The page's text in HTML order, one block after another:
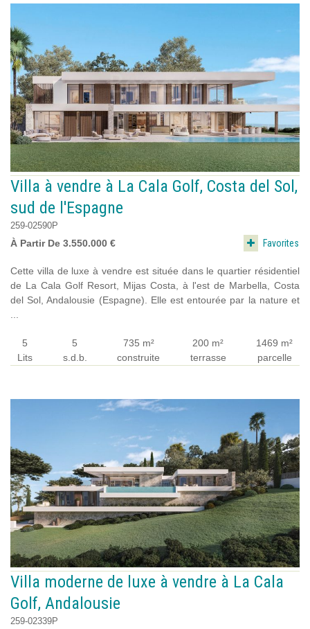
Villa à vendre à La Cala Golf, Costa del Sol,
sud de l'Espagne
259-02590P
À Partir De 3.550.000 € Favorites
Cette villa de luxe à vendre est située dans le quartier résidentiel
de La Cala Golf Resort, Mijas Costa, à l'est de Marbella, Costa
del Sol, Andalousie (Espagne). Elle est entourée par la nature et
5
Lits
5
s.d.b.
735 m²
construite
200 m²
terrasse
1469 m²
parcelle
Villa moderne de luxe à vendre à La Cala
Golf, Andalousie
259-02339P